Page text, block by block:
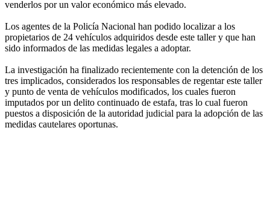
venderlos por un valor económico más elevado.
Los agentes de la Policía Nacional han podido localizar a los
propietarios de 24 vehículos adquiridos desde este taller y que han
sido informados de las medidas legales a adoptar.
La investigación ha finalizado recientemente con la detención de los
tres implicados, considerados los responsables de regentar este taller
y punto de venta de vehículos modificados, los cuales fueron
imputados por un delito continuado de estafa, tras lo cual fueron
puestos a disposición de la autoridad judicial para la adopción de las
medidas cautelares oportunas.